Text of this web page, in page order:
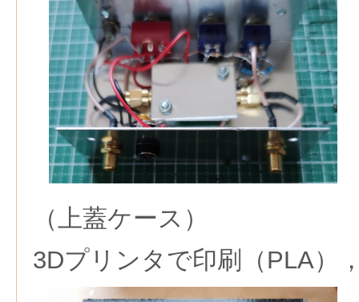
（上蓋ケース）
3Dプリンタで印刷（PLA）